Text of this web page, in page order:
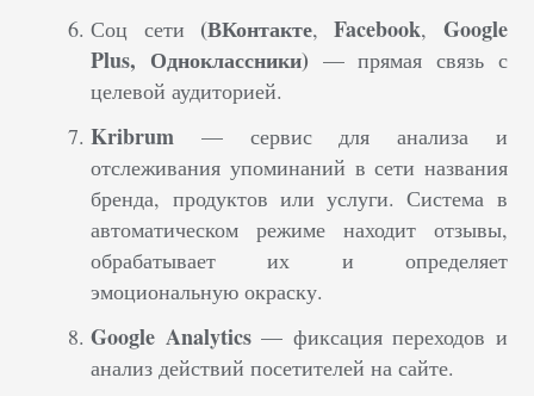
Соц сети (ВКонтакте,Facebook, Google
Plus, Одноклассники) — прямая связь с
целевой аудиторией.
Kribrum — сервис для анализа и
отслеживания упоминаний в сети названия
бренда, продуктов или услуги. Система в
автоматическом режиме находит отзывы,
обрабатывает их и определяет
эмоциональную окраску.
Google Analytics— фиксация переходов и
анализ действий посетителей на сайте.